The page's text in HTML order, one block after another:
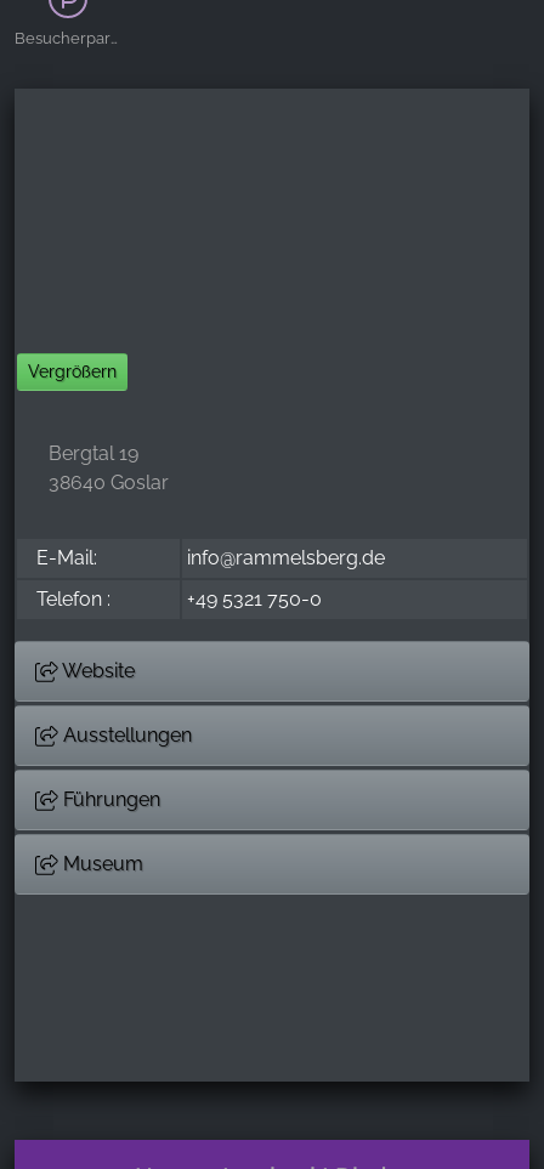
Vergrößern
Bergtal 19
38640 Goslar
E-Mail:
info@rammelsberg.de
Telefon :
+49 5321 750-0
Website
Ausstellungen
Führungen
Museum